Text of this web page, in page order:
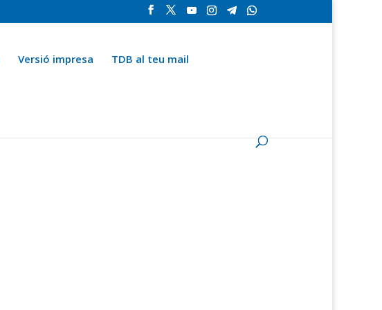
Versió impresa TDB al teu mail